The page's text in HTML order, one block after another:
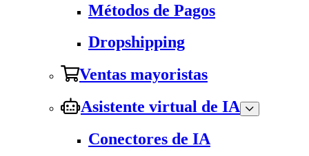
Métodos de Pagos
Dropshipping
Ventas mayoristas
Asistente virtual de IA
Conectores de IA